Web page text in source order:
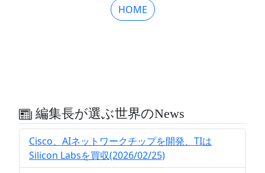
HOME
編集長が選ぶ世界のNews
Cisco、AIネットワークチップを開発、TIは
Silicon Labsを買収(2026/02/25)